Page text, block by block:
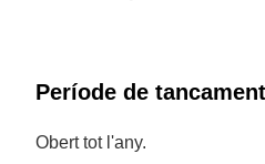
Període de
Obert tot l'any.